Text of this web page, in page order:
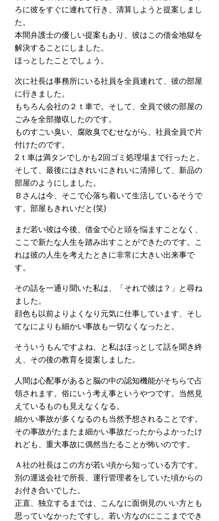
ろに彼をすぐに連れて行き、清算しようと提案しまし
た。
本間弁護士の優しい提案もあり、彼はこの借金地獄を
解決することにしました。
ほっとしたことでしょう。
次に社長は事務所にいる社員を全員連れて、彼の部屋
に行きました。
もちろん会社の２ｔ車で。そして、全員で彼の部屋の
ごみを全部撤収したのです。
ものすごい臭い、腐敗臭でむせながら、社員全員で片
付けたのです。
2ｔ車は満タンでしかも2回ゴミ処理場まで行ったと。
そして、最後にはきれいにきれいに清掃して、新品の
部屋のようにしました。
Ｂさんは今、そこで心落ち着いて生活しているそうで
す。部屋もきれいだと(笑)
まだ若い彼は今後、借金で心と頭を悩ますことなく、
ここで新たな人生を踏み出すことができたのです。こ
れは彼の人生を考えたときに非常に大きい出来事で
す。
その話を一通り聞いた私は、「それで彼は？」と尋ね
ました。
顔色も以前よりよくなり元気に仕事しています、そし
てなによりも細かい事故も一切なくなったと。
そういうもんですよね、と私はほっとして話を聞き終
え、その後の教育を提案しました。
人間は心配事があると脳の中の認知機能がそちらで占
領されます。俗にいう考え事というやつです。当然見
えているものも見えなくなる。
細かい事故が多くなるのも当然予想されることです。
その事故がたまたま細かい事故だったからよかったけ
れども、重大事故に偶然当たることが怖いのです。
Ａ社の社長はこの方が若い頃から知っている方です。
別の運送会社で所長、運行管理者をしていた頃からの
お付き合いでした。
正直、独立するまでは、こんなに面倒見のいい方とも
思っていなかったですし、若い方なのにここまででき